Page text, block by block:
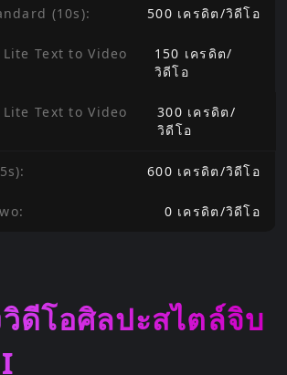
(10s): 500 เครดิต/วิดีโอ
Text to Video
150 เครดิต/
วิดีโอ
Text to Video
300 เครดิต/
วิดีโอ
: 600 เครดิต/วิดีโอ
: 0 เครดิต/วิดีโอ
ดีโอศิลปะสไตล์จิบ